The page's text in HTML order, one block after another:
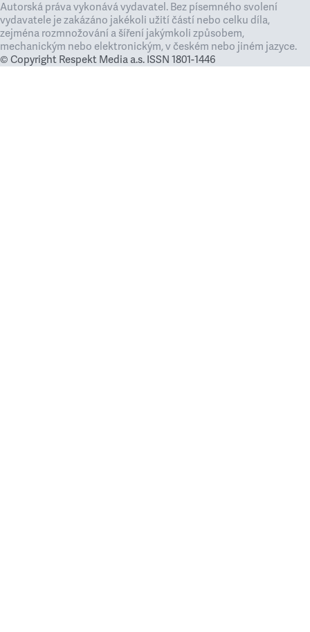
Autorská práva vykonává vydavatel. Bez písemného svolení
vydavatele je zakázáno jakékoli užití částí nebo celku díla,
zejména rozmnožování a šíření jakýmkoli způsobem,
mechanickým nebo elektronickým, v českém nebo jiném jazyce.
© Copyright Respekt Media a.s. ISSN 1801-1446